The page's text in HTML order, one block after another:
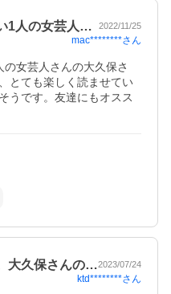
1人の女芸人… 2022/11/25
mac********さん
女芸人さんの大久保さ
とても楽しく読ませてい
うです。友達にもオスス
大久保さんの…2023/07/24
ktd********さん